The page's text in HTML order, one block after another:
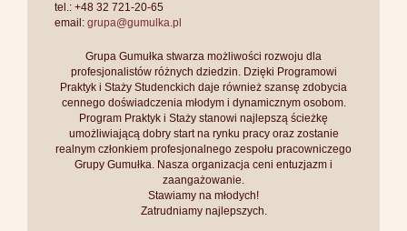
tel.: +48 32 721-20-65
email: grupa@gumulka.pl
Grupa Gumułka stwarza możliwości rozwoju dla
profesjonalistów różnych dziedzin. Dzięki Programowi
Praktyk i Staży Studenckich daje również szansę zdobycia
cennego doświadczenia młodym i dynamicznym osobom.
Program Praktyk i Staży stanowi najlepszą ścieżkę
umożliwiającą dobry start na rynku pracy oraz zostanie
realnym członkiem profesjonalnego zespołu pracowniczego
Grupy Gumułka. Nasza organizacja ceni entuzjazm i
zaangażowanie.
Stawiamy na młodych!
Zatrudniamy najlepszych.